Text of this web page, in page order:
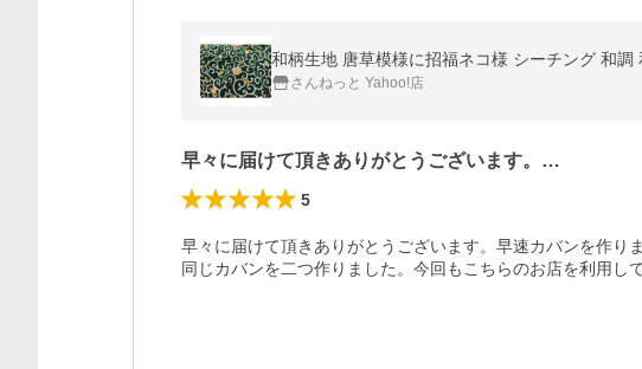
和柄生地 唐草模様に招福ネコ様 シーチング 和調
さんねっと Yahoo!店
早々に届けて頂きありがとうございます。…
5
早々に届けて頂きありがとうございます。早速カバンを作り
同じカバンを二つ作りました。今回もこちらのお店を利用し